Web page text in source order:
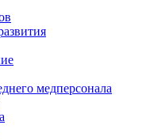
медперсонала